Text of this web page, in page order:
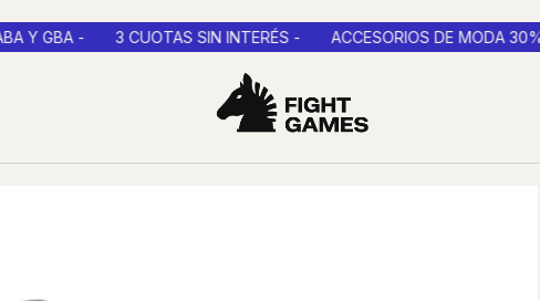
- 3 CUOTAS SIN INTERÉS - ACCESORIOS DE MODA 30% OFF